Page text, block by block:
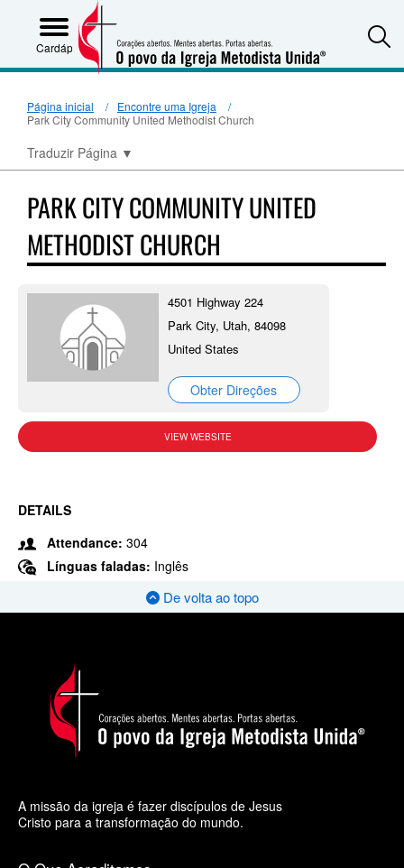
Cardápio
Página inicial
Encontre uma Igreja
Park City Community United Methodist Church
Traduzir Página ▼
PARK CITY COMMUNITY UNITED
METHODIST CHURCH
4501 Highway 224
Park City, Utah, 84098
United States
Obter Direções
VIEW WEBSITE
DETAILS
Attendance: 304
Línguas faladas: Inglês
De volta ao topo
A missão da igreja é fazer discípulos de Jesus
Cristo para a transformação do mundo.